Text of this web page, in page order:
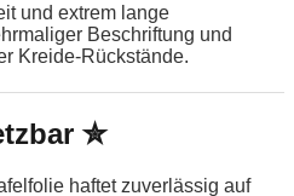
und extrem lange
Beschriftung und
Kreide-Rückstände.
✮
haftet zuverlässig auf